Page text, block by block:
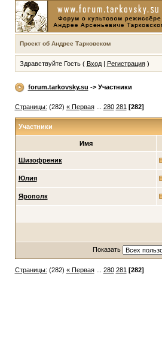
Проект об Андрее Тарковском
Здравствуйте Гость ( Вход| Регистрация)
forum.tarkovsky.su -> Участники
Страницы: (282) « Первая... 280 281 [282]
Участники
Имя
Шизофреник
Юлия
Ярополк
Показать
Страницы: (282) « Первая... 280 281 [282]